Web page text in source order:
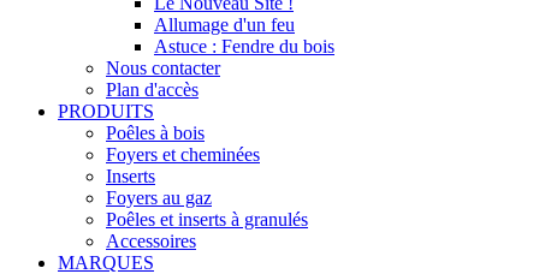
Allumage d'un feu
Astuce : Fendre du bois
Nous contacter
Plan d'accès
PRODUITS
Poêles à bois
Foyers et cheminées
Inserts
Foyers au gaz
Poêles et inserts à granulés
Accessoires
MARQUES